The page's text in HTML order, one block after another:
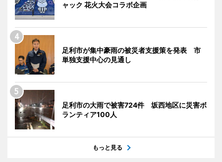
ャック 花火大会コラボ企画
足利市が集中豪雨の被災者支援策を発表 市
単独支援中心の見通し
足利市の大雨で被害724件 坂西地区に災害ボ
ランティア100人
もっと見る